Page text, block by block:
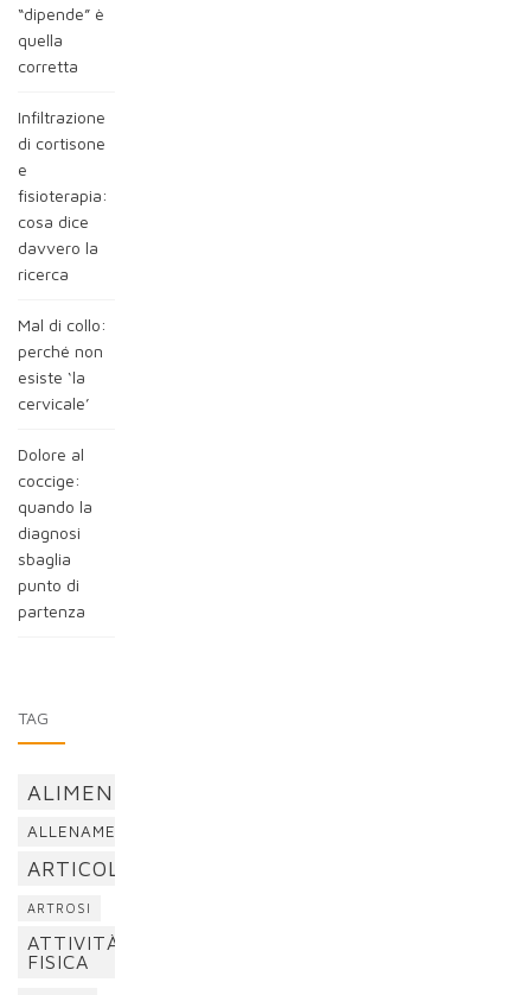
“dipende” è
quella
corretta
Infiltrazione
di cortisone
e
fisioterapia:
cosa dice
davvero la
ricerca
Mal di collo:
perché non
esiste ‘la
cervicale’
Dolore al
coccige:
quando la
diagnosi
sbaglia
punto di
partenza
TAG
ALIMENTAZIONE
ALLENAMENTO
ARTICOLAZIONI
ARTROSI
ATTIVITÀ
FISICA